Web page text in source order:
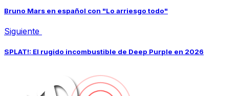
Bruno Mars en español con "Lo arriesgo todo"
Siguiente
SPLAT!: El rugido incombustible de Deep Purple en 2026